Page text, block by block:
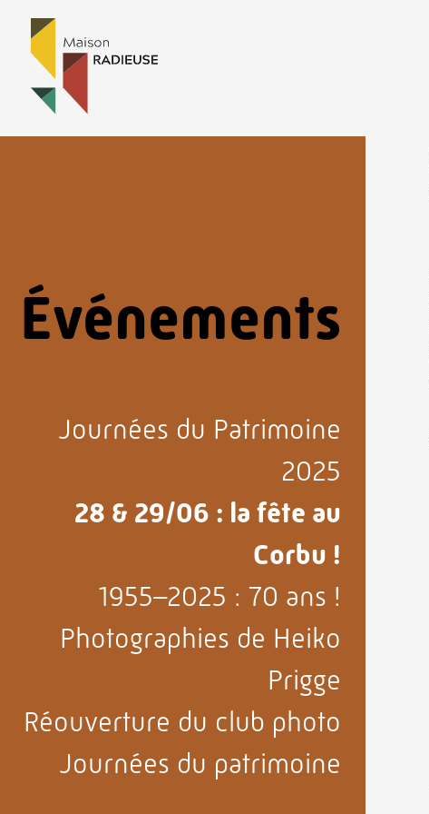
Événements
Journées du Patrimoine
2025
28 & 29/06 : la fête au
Corbu !
1955–2025 : 70 ans !
Photographies de Heiko
Prigge
Réouverture du club photo
Journées du patrimoine